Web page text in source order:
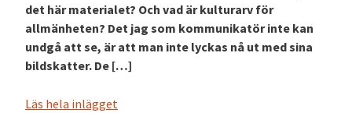
det här materialet? Och vad är kulturarv för
allmänheten? Det jag som kommunikatör inte kan
undgå att se, är att man inte lyckas nå ut med sina
bildskatter. De […]
Läs hela inlägget